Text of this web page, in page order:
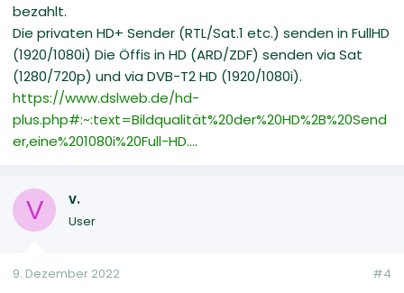
bezahlt.
Die privaten HD+ Sender (RTL/Sat.1 etc.) senden in FullHD
(1920/1080i) Die Öffis in HD (ARD/ZDF) senden via Sat
(1280/720p) und via DVB-T2 HD (1920/1080i).
https://www.dslweb.de/hd-
plus.php#:~:text=Bildqualität%20der%20HD%2B%20Send
er,eine%201080i%20Full-HD....
V v.
User
9. Dezember 2022 #4